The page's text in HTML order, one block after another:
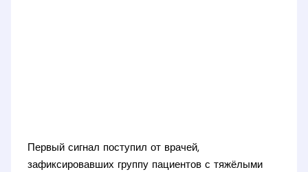
Первый сигнал поступил от врачей,
зафиксировавших группу пациентов с тяжёлыми